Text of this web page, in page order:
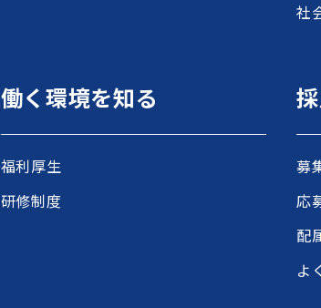
社
働く環境を知る
福利厚生
研修制度
募
応
配
よ